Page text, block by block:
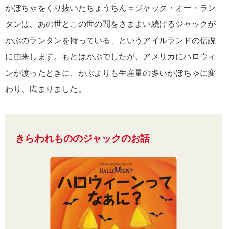
かぼちゃをくり抜いたちょうちん＝ジャック・オー・ラン
タンは、あの世とこの世の間をさまよい続けるジャックが
かぶのランタンを持っている、というアイルランドの伝説
に由来します。もとはかぶでしたが、アメリカにハロウィ
ンが渡ったときに、かぶよりも生産量の多いかぼちゃに変
わり、広まりました。
きらわれもののジャックのお話